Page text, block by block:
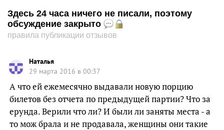
Здесь 24 часа ничего не писали, поэтому
обсуждение закрыто
правила публикации отзывов
Наталья
29 марта 2016 в 00:37
А что ей ежемесячно выдавали новую порцию
билетов без отчета по предыдущей партии? Что за
ерунда. Верили что ли? И были ли заняты места - а
то мож брала и не продавала, женщины они такие